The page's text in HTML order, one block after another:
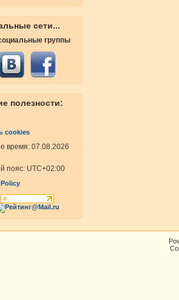
сети...
группы
полезности:
cookies
время: 07.08.2026
пояс: UTC+02:00